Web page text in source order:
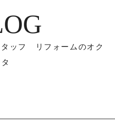
ッフ リフォームのオク
タ